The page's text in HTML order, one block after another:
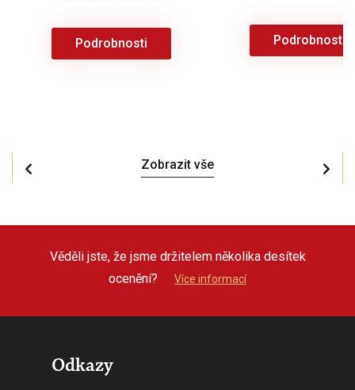
Podrobnosti Podrobnosti
Zobrazit vše
Věděli jste, že jsme držitelem několika desítek
ocenění?
Více informací
Odkazy